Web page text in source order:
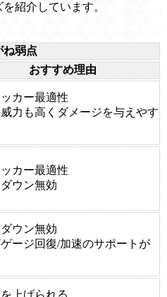
紹介しています。
ね弱点
おすすめ理由
ッカー最適性
威力も高くダメージを与えやす
ッカー最適性
ダウン無効
ダウン無効
ゲージ回復/加速のサポートが
を上げられる